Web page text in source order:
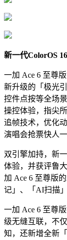
新一代ColorOS
一加 Ace 6 至尊
新升级的「极光
控件点按等全场
操控体验，指尖
追帧技术，优化
演唱会抢票快人一
双引擎加持，新
体验，并获评鲁
加 Ace 6 至尊版
记」、「AI扫描
一加 Ace 6 至尊
级无缝互联，不
知，还新增全新